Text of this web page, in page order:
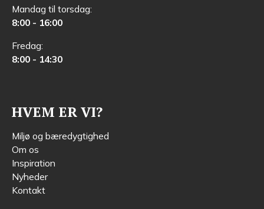
Mandag til torsdag:
8:00 - 16:00
Fredag:
8:00 - 14:30
HVEM ER VI?
Miljø og bæredygtighed
Om os
Inspiration
Nyheder
Kontakt